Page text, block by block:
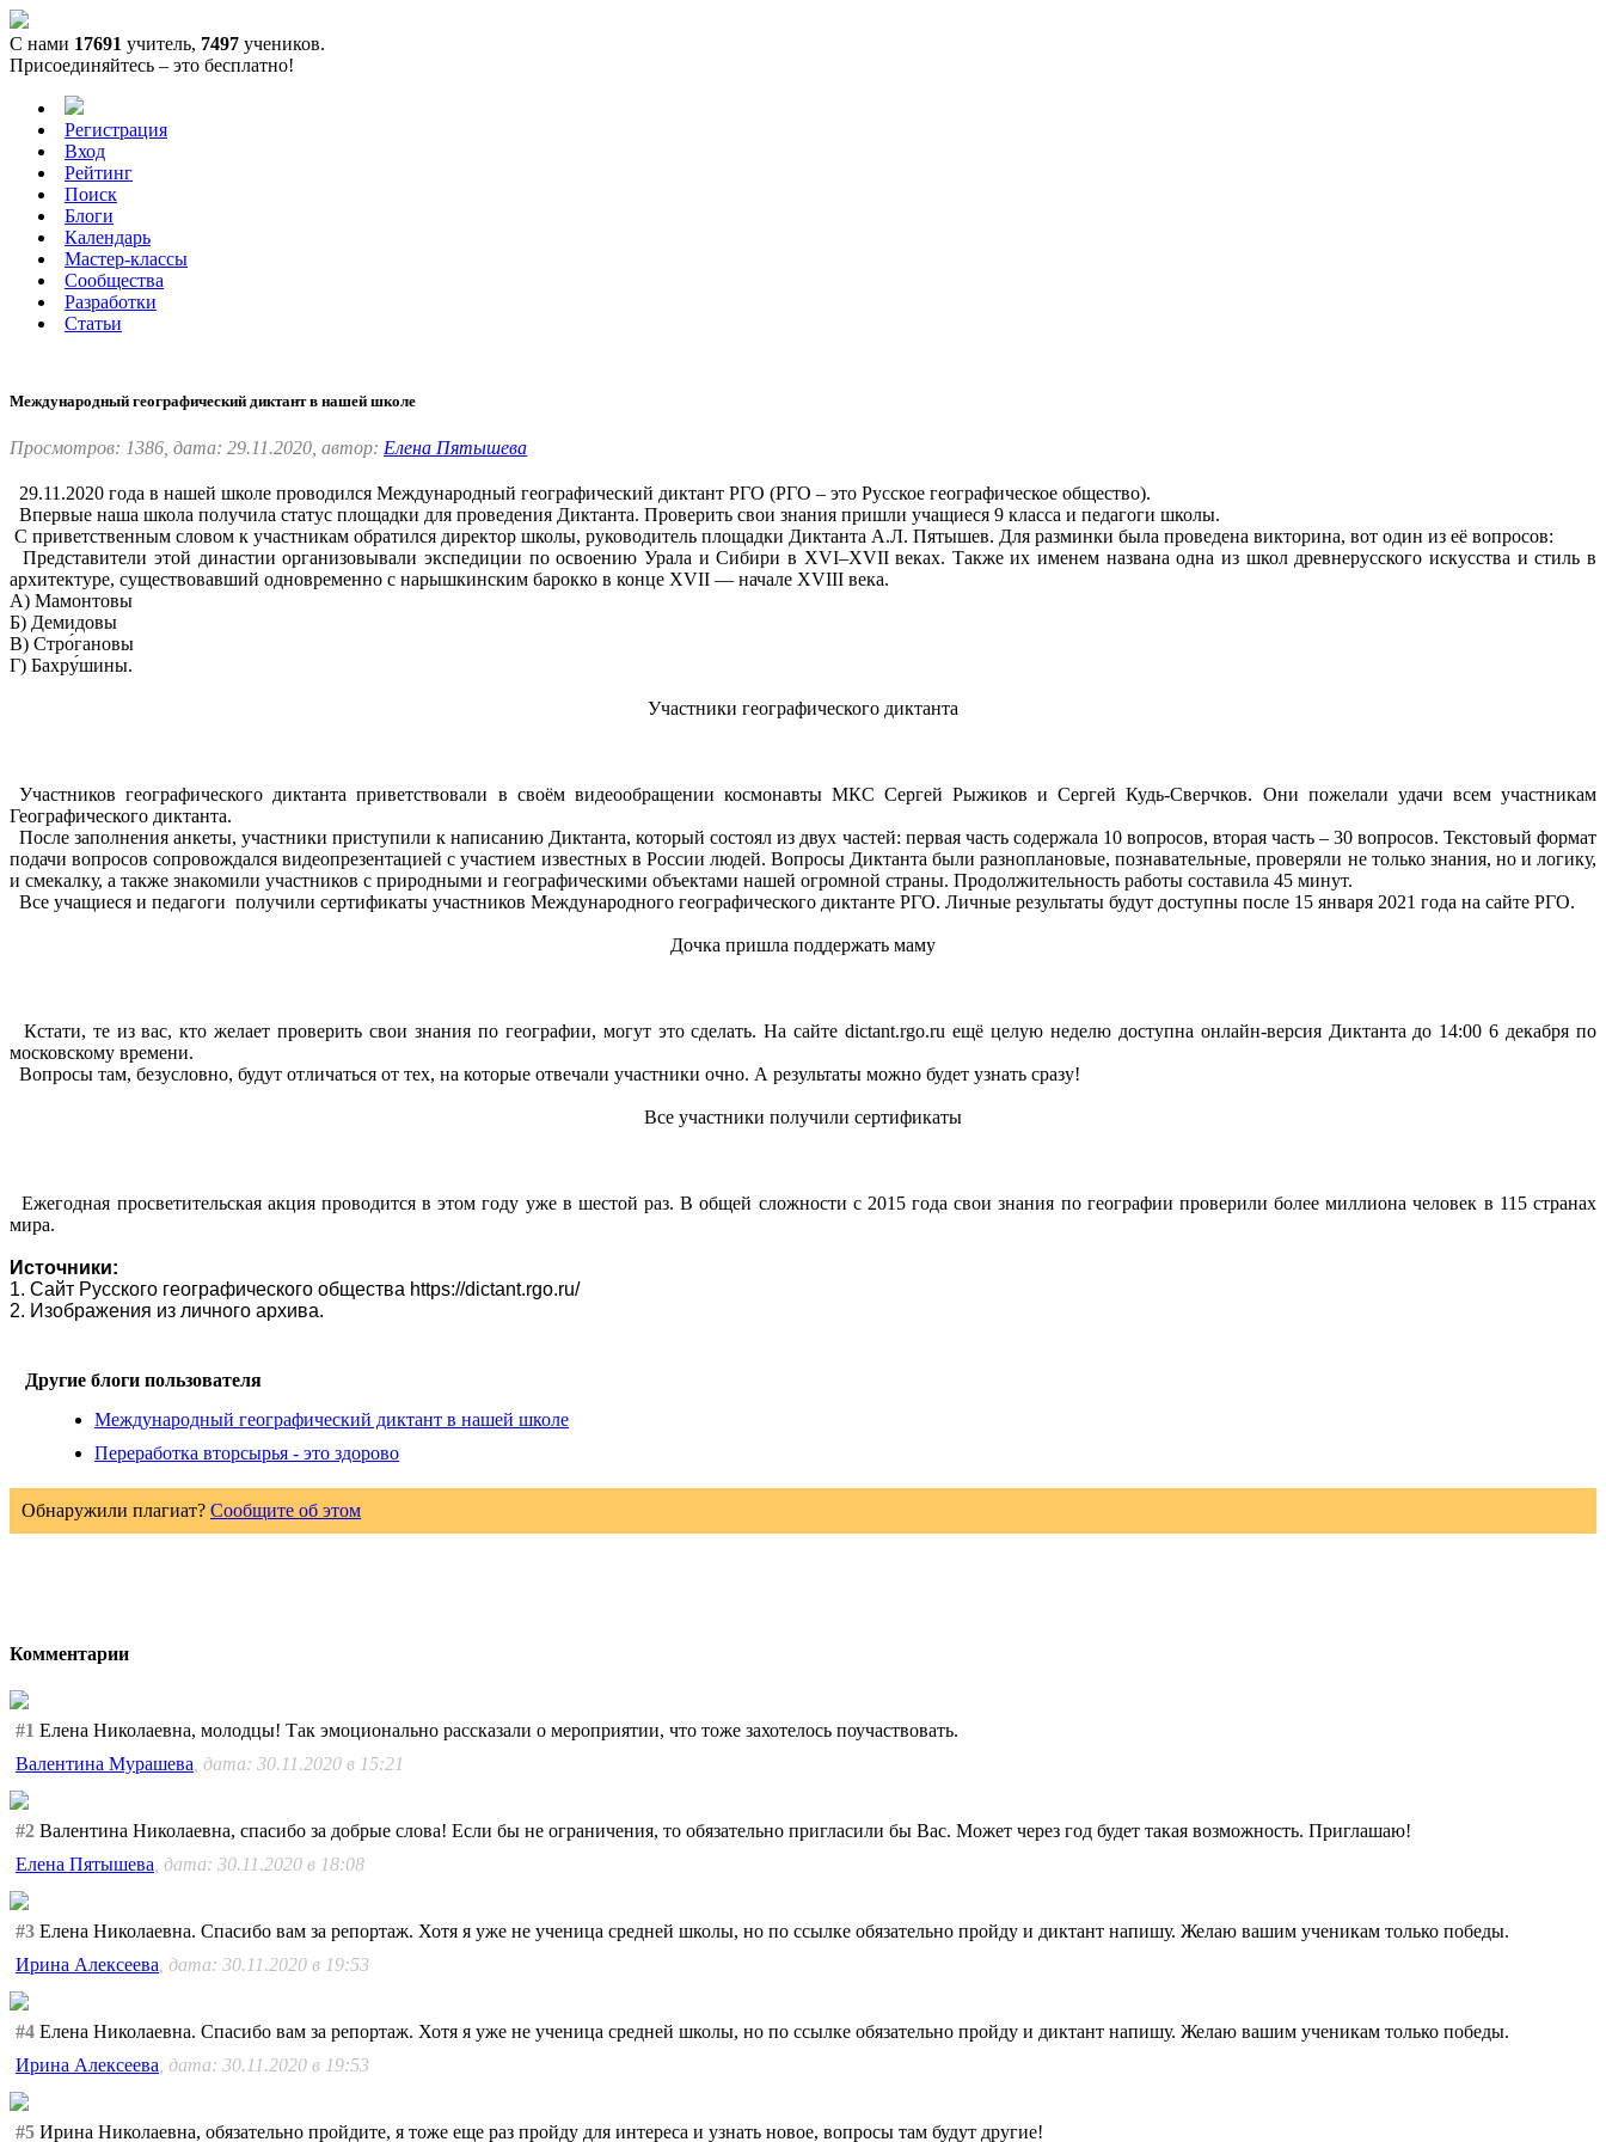
С нами 17691 учитель, 7497 учеников.
Присоединяйтесь – это бесплатно!
Регистрация
Вход
Рейтинг
Поиск
Блоги
Календарь
Мастер-классы
Сообщества
Разработки
Статьи
Международный географический диктант в нашей школе
Просмотров: 1386, дата: 29.11.2020, автор: Елена Пятышева
29.11.2020 года в нашей школе проводился Международный географический диктант РГО (РГО – это Русское географическое общество).
Впервые наша школа получила статус площадки для проведения Диктанта. Проверить свои знания пришли учащиеся 9 класса и педагоги школы.
С приветственным словом к участникам обратился директор школы, руководитель площадки Диктанта А.Л. Пятышев. Для разминки была проведена викторина, вот один из её вопросов:
Представители этой династии организовывали экспедиции по освоению Урала и Сибири в XVI–XVII веках. Также их именем названа одна из школ древнерусского искусства и стиль в
архитектуре, существовавший одновременно с нарышкинским барокко в конце XVII — начале XVIII века.
А) Мамонтовы
Б) Демидовы
В) Стро́гановы
Г) Бахру́шины.
Участники географического диктанта
Участников географического диктанта приветствовали в своём видеообращении космонавты МКС Сергей Рыжиков и Сергей Кудь-Сверчков. Они пожелали удачи всем участникам
Географического диктанта.
После заполнения анкеты, участники приступили к написанию Диктанта, который состоял из двух частей: первая часть содержала 10 вопросов, вторая часть – 30 вопросов. Текстовый формат
подачи вопросов сопровождался видеопрезентацией с участием известных в России людей. Вопросы Диктанта были разноплановые, познавательные, проверяли не только знания, но и логику,
и смекалку, а также знакомили участников с природными и географическими объектами нашей огромной страны. Продолжительность работы составила 45 минут.
Все учащиеся и педагоги получили сертификаты участников Международного географического диктанте РГО. Личные результаты будут доступны после 15 января 2021 года на сайте РГО.
Дочка пришла поддержать маму
Кстати, те из вас, кто желает проверить свои знания по географии, могут это сделать. На сайте dictant.rgo.ru ещё целую неделю доступна онлайн-версия Диктанта до 14:00 6 декабря по
московскому времени.
Вопросы там, безусловно, будут отличаться от тех, на которые отвечали участники очно. А результаты можно будет узнать сразу!
Все участники получили сертификаты
Ежегодная просветительская акция проводится в этом году уже в шестой раз. В общей сложности с 2015 года свои знания по географии проверили более миллиона человек в 115 странах
мира.
Источники:
1. Сайт Русского географического общества https://dictant.rgo.ru/
2. Изображения из личного архива.
Другие блоги пользователя
Международный географический диктант в нашей школе
Переработка вторсырья - это здорово
Обнаружили плагиат? Сообщите об этом
Комментарии
#1 Елена Николаевна, молодцы! Так эмоционально рассказали о мероприятии, что тоже захотелось поучаствовать.
Валентина Мурашева , дата: 30.11.2020 в 15:21
#2 Валентина Николаевна, спасибо за добрые слова! Если бы не ограничения, то обязательно пригласили бы Вас. Может через год будет такая возможность. Приглашаю!
Елена Пятышева , дата: 30.11.2020 в 18:08
#3 Елена Николаевна. Спасибо вам за репортаж. Хотя я уже не ученица средней школы, но по ссылке обязательно пройду и диктант напишу. Желаю вашим ученикам только победы.
Ирина Алексеева , дата: 30.11.2020 в 19:53
#4 Елена Николаевна. Спасибо вам за репортаж. Хотя я уже не ученица средней школы, но по ссылке обязательно пройду и диктант напишу. Желаю вашим ученикам только победы.
Ирина Алексеева , дата: 30.11.2020 в 19:53
#5 Ирина Николаевна, обязательно пройдите, я тоже еще раз пройду для интереса и узнать новое, вопросы там будут другие!